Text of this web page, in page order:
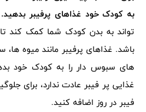
به کودک خود غذاهای پرفیبر بدهید.
تواند به بدن کودک شما کمک کند
باشد. غذاهای پرفیبر مانند میوه ها،
های سبوس دار را به کودک خود
غذایی پر فیبر عادت ندارد، برای
فیبر در روز اضافه کنید.